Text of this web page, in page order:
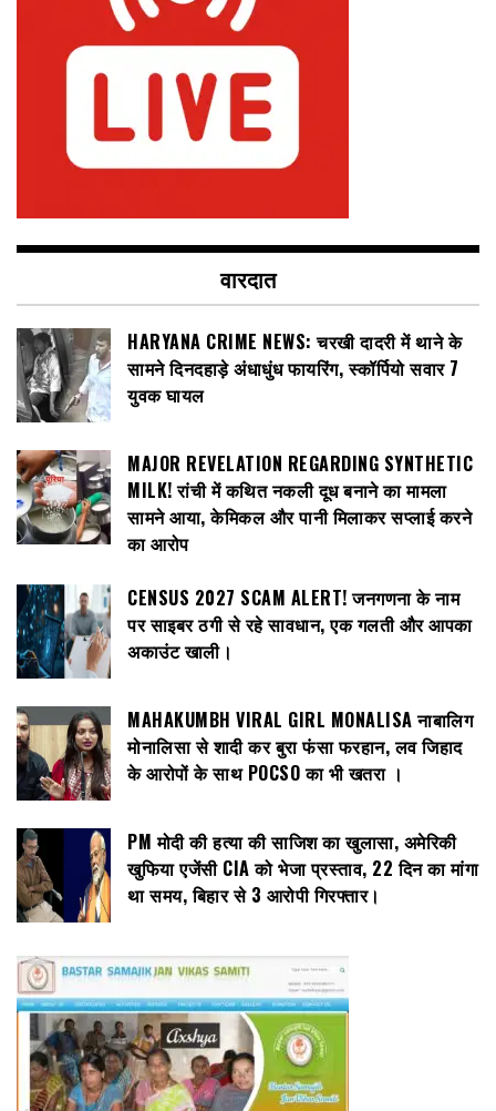
वारदात
HARYANA CRIME NEWS: चरखी दादरी में थाने के
सामने दिनदहाड़े अंधाधुंध फायरिंग, स्कॉर्पियो सवार 7
युवक घायल
MAJOR REVELATION REGARDING SYNTHETIC
MILK! रांची में कथित नकली दूध बनाने का मामला
सामने आया, केमिकल और पानी मिलाकर सप्लाई करने
का आरोप
CENSUS 2027 SCAM ALERT! जनगणना के नाम
पर साइबर ठगी से रहे सावधान, एक गलती और आपका
अकाउंट खाली।
MAHAKUMBH VIRAL GIRL MONALISA नाबालिग
मोनालिसा से शादी कर बुरा फंसा फरहान, लव जिहाद
के आरोपों के साथ POCSO का भी खतरा ।
PM मोदी की हत्या की साजिश का खुलासा, अमेरिकी
खुफिया एजेंसी CIA को भेजा प्रस्ताव, 22 दिन का मांगा
था समय, बिहार से 3 आरोपी गिरफ्तार।